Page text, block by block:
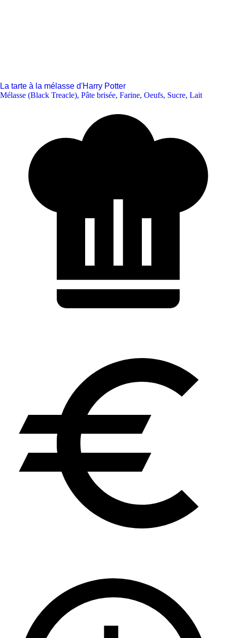
La tarte à la mélasse d'Harry Potter
Mélasse (Black Treacle), Pâte brisée, Farine, Oeufs, Sucre, Lait